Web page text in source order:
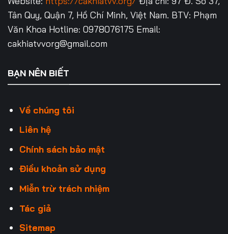
Tân Quy, Quận 7, Hồ Chí Minh, Việt Nam. BTV: Phạm
Văn Khoa Hotline: 0978076175 Email:
cakhiatvvorg@gmail.com
BẠN NÊN BIẾT
Về chúng tôi
Liên hệ
Chính sách bảo mật
Điều khoản sử dụng
Miễn trừ trách nhiệm
Tác giả
Sitemap